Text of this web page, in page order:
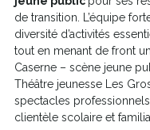
de transition. L’équipe
diversité d’activités
tout en menant de front
Caserne – scène jeune
Théâtre jeunesse Les
spectacles professionnels
clientèle scolaire et